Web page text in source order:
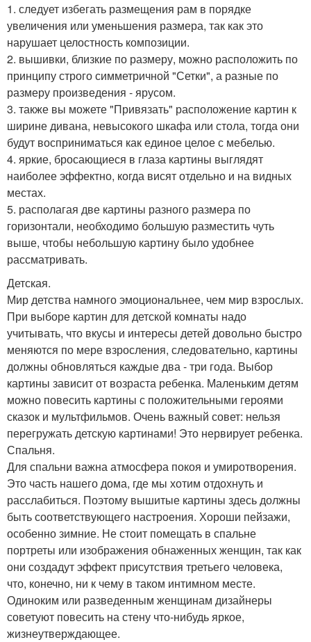
1. следует избегать размещения рам в порядке
увеличения или уменьшения размера, так как это
нарушает целостность композиции.
2. вышивки, близкие по размеру, можно расположить по
принципу строго симметричной "Сетки", а разные по
размеру произведения - ярусом.
3. также вы можете "Привязать" расположение картин к
ширине дивана, невысокого шкафа или стола, тогда они
будут восприниматься как единое целое с мебелью.
4. яркие, бросающиеся в глаза картины выглядят
наиболее эффектно, когда висят отдельно и на видных
местах.
5. располагая две картины разного размера по
горизонтали, необходимо большую разместить чуть
выше, чтобы небольшую картину было удобнее
рассматривать.
Детская.
Мир детства намного эмоциональнее, чем мир взрослых.
При выборе картин для детской комнаты надо
учитывать, что вкусы и интересы детей довольно быстро
меняются по мере взросления, следовательно, картины
должны обновляться каждые два - три года. Выбор
картины зависит от возраста ребенка. Маленьким детям
можно повесить картины с положительными героями
сказок и мультфильмов. Очень важный совет: нельзя
перегружать детскую картинами! Это нервирует ребенка.
Спальня.
Для спальни важна атмосфера покоя и умиротворения.
Это часть нашего дома, где мы хотим отдохнуть и
расслабиться. Поэтому вышитые картины здесь должны
быть соответствующего настроения. Хороши пейзажи,
особенно зимние. Не стоит помещать в спальне
портреты или изображения обнаженных женщин, так как
они создадут эффект присутствия третьего человека,
что, конечно, ни к чему в таком интимном месте.
Одиноким или разведенным женщинам дизайнеры
советуют повесить на стену что-нибудь яркое,
жизнеутверждающее.